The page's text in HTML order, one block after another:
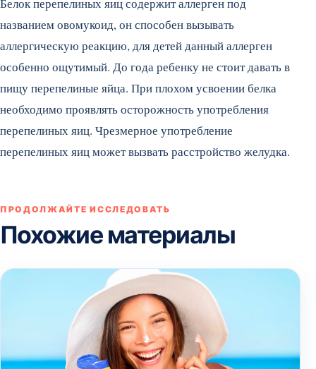
Белок перепелиных яиц содержит аллерген под
названием овомукоид, он способен вызывать
аллергическую реакцию, для детей данный аллерген
особенно ощутимый. До года ребенку не стоит давать в
пищу перепелиные яйца. При плохом усвоении белка
необходимо проявлять осторожность употребления
перепелиных яиц. Чрезмерное употребление
перепелиных яиц может вызвать расстройство желудка.
ПРОДОЛЖАЙТЕ ИССЛЕДОВАТЬ
Похожие материалы